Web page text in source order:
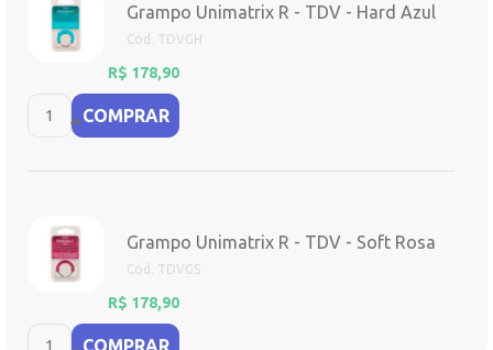
Grampo Unimatrix R - TDV - Hard Azul
Cód. TDVGH
R$ 178,90
COMPRAR
Grampo Unimatrix R - TDV - Soft Rosa
Cód. TDVGS
R$ 178,90
COMPRAR